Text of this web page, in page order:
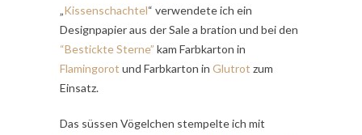
„Kissenschachtel“ verwendete ich ein
Designpapier aus der Sale a bration und bei den
“Bestickte Sterne” kam Farbkarton in
Flamingorot und Farbkarton in Glutrot zum
Einsatz.
Das süssen Vögelchen stempelte ich mit